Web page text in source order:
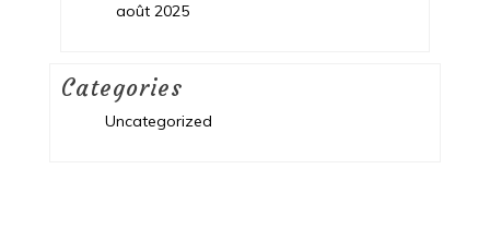
août 2025
Categories
Uncategorized